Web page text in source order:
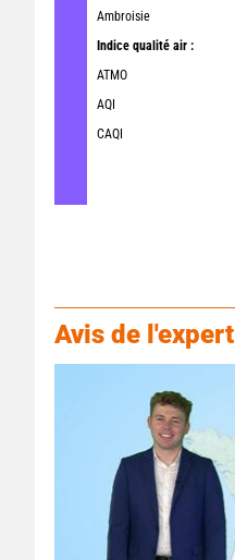
Ambroisie
Indice qualité air :
ATMO
AQI
CAQI
Avis de l'expert